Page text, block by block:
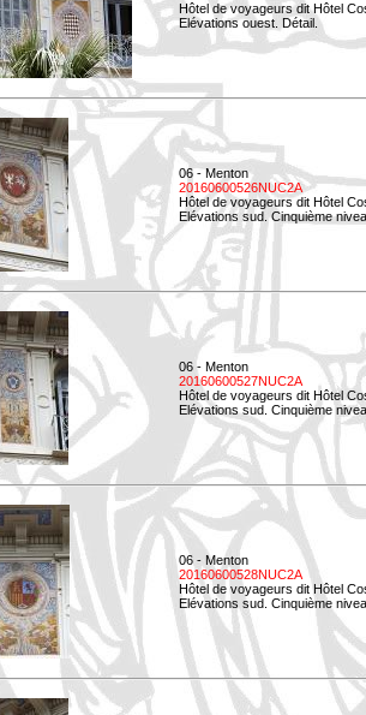
Hôtel de voyageurs dit Hôtel
Elévations ouest. Détail.
06 - Menton
20160600526NUC2A
Hôtel de voyageurs dit Hôtel
Elévations sud. Cinquième
06 - Menton
20160600527NUC2A
Hôtel de voyageurs dit Hôtel
Elévations sud. Cinquième
06 - Menton
20160600528NUC2A
Hôtel de voyageurs dit Hôtel
Elévations sud. Cinquième